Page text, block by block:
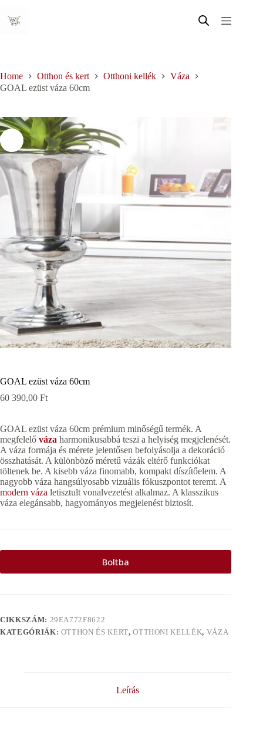
content
Home Otthon és kert Otthoni kellék
Váza
GOAL ezüst váza 60cm
GOAL ezüst váza 60cm
60 390,00 Ft
GOAL ezüst váza 60cm prémium minőségű termék. A
megfelelő váza harmonikusabbá teszi a helyiség megjelenését.
A váza formája és mérete jelentősen befolyásolja a dekoráció
összhatását. A különböző méretű vázák eltérő funkciókat
töltenek be. A kisebb váza finomabb, kompakt díszítőelem. A
nagyobb váza hangsúlyosabb vizuális fókuszpontot teremt. A
modern váza letisztult vonalvezetést alkalmaz. A klasszikus
váza elegánsabb, hagyományos megjelenést biztosít.
Boltba
CIKKSZÁM: 29EA772F8622
KATEGÓRIÁK: OTTHON ÉS KERT,OTTHONI KELLÉK, VÁZA
Leírás